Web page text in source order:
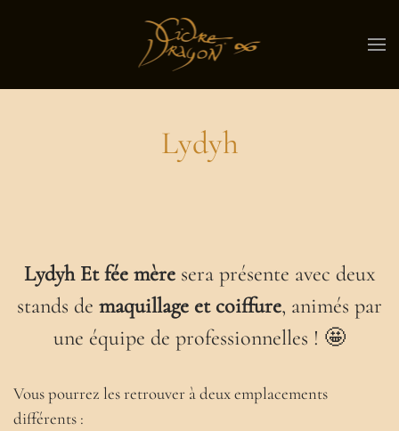
Lydyh
Lydyh Et fée mèresera présente avec deux
stands de maquillage et coiffure, animés par
une équipe de professionnelles ! 🤩
Vous pourrez les retrouver à deux emplacements
différents :